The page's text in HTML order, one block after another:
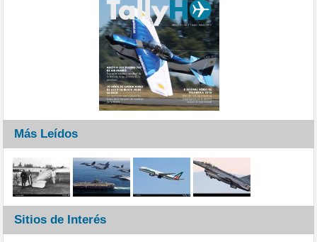
Más Leídos
Sitios de Interés